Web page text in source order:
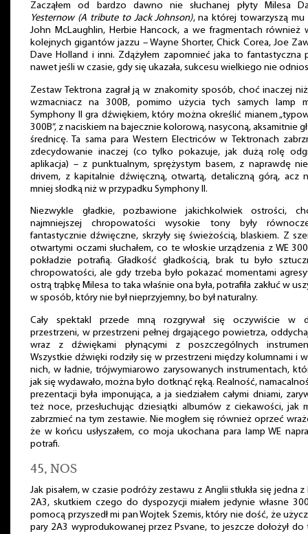
Zacząłem od bardzo dawno nie słuchanej płyty Milesa
Yesternow (A tribute to Jack Johnson), na której towarzyszą mu
John McLaughlin, Herbie Hancock, a we fragmentach również
kolejnych gigantów jazzu – Wayne Shorter, Chick Corea, Joe
Dave Holland i inni. Zdążyłem zapomnieć jaka to fantastyczna
nawet jeśli w czasie, gdy się ukazała, sukcesu wielkiego nie
Zestaw Tektrona zagrał ją w znakomity sposób, choć inaczej
wzmacniacz na 300B, pomimo użycia tych samych lamp
Symphony II gra dźwiękiem, który można określić mianem
300B”, z naciskiem na bajecznie kolorową, nasyconą, aksamitnie
średnicę. Ta sama para Western Electriców w Tektronach
zdecydowanie inaczej (co tylko pokazuje, jak dużą rolę
aplikacja) – z punktualnym, sprężystym basem, z naprawdę
drivem, z kapitalnie dźwięczną, otwartą, detaliczną górą, acz
mniej słodką niż w przypadku Symphony II.
Niezwykle gładkie, pozbawione jakichkolwiek ostrości,
najmniejszej chropowatości wysokie tony były
fantastycznie dźwięczne, skrzyły się świeżością, blaskiem. Z
otwartymi oczami słuchałem, co te włoskie urządzenia z WE
pokładzie potrafią. Gładkość gładkością, brak tu było
chropowatości, ale gdy trzeba było pokazać momentami
ostrą trąbkę Milesa to taka właśnie ona była, potrafiła zakłuć w
w sposób, który nie był nieprzyjemny, bo był naturalny.
Cały spektakl przede mną rozgrywał się oczywiście w
przestrzeni, w przestrzeni pełnej drgającego powietrza,
wraz z dźwiękami płynącymi z poszczególnych
Wszystkie dźwięki rodziły się w przestrzeni między kolumnami i
nich, w ładnie, trójwymiarowo zarysowanych instrumentach,
jak się wydawało, można było dotknąć ręką. Realność,
prezentacji była imponująca, a ja siedziałem całymi dniami,
też noce, przesłuchując dziesiątki albumów z ciekawości, jak
zabrzmieć na tym zestawie. Nie mogłem się również oprzeć
że w końcu usłyszałem, co moja ukochana para lamp WE
potrafi.
45, NOS
Jak pisałem, w czasie podróży zestawu z Anglii stłukła się jedna z
2A3, skutkiem czego do dyspozycji miałem jedynie własne
pomocą przyszedł mi pan Wojtek Szemis, który nie dość, że
pary 2A3 wyprodukowanej przez Psvane, to jeszcze dołożył do